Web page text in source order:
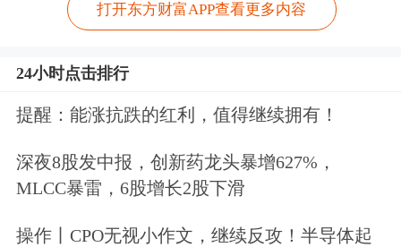
打开东方财富APP查看更多内容
24小时点击排行
提醒：能涨抗跌的红利，值得继续拥有！
深夜8股发中报，创新药龙头暴增627%，
MLCC暴雷，6股增长2股下滑
操作丨CPO无视小作文，继续反攻！半导体起